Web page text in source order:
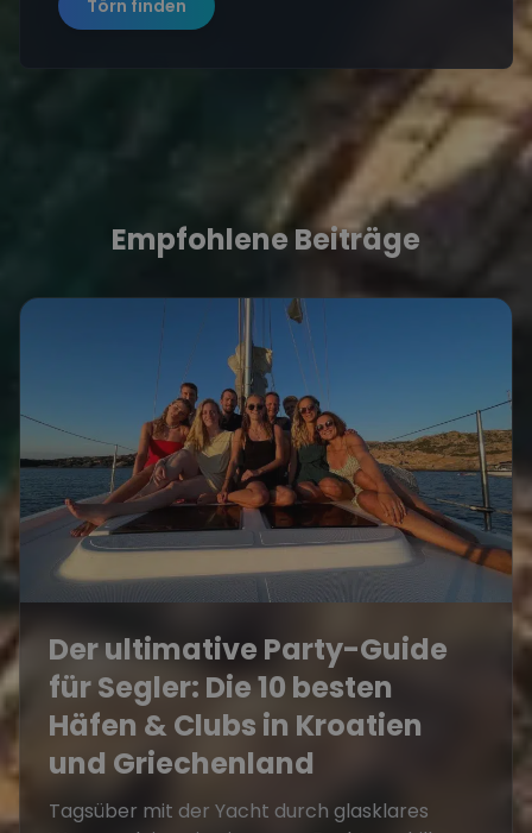
Törn finden
Empfohlene Beiträge
Der ultimative Party-Guide
für Segler: Die 10 besten
Häfen & Clubs in Kroatien
und Griechenland
Tagsüber mit der Yacht durch glasklares